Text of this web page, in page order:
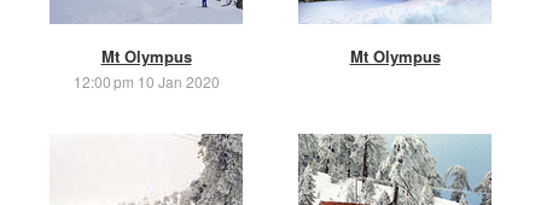
Mt Olympus
12:00 pm 10 Jan 2020
Mt Olympus